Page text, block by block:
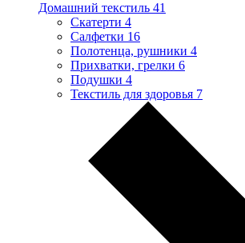
Домашний текстиль 41
Скатерти 4
Салфетки 16
Полотенца, рушники 4
Прихватки, грелки 6
Подушки 4
Текстиль для здоровья 7